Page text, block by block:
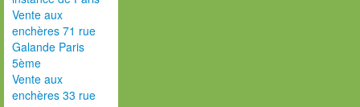
Vente aux
enchères 71 rue
Galande Paris
5ème
Vente aux
enchères 33 rue